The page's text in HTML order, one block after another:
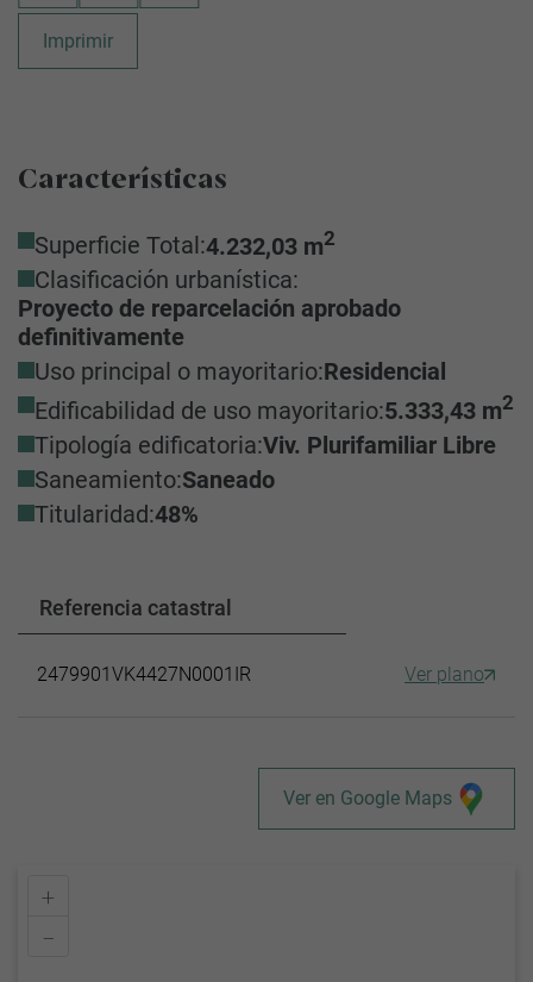
Imprimir
Características
Superficie Total:4.232,03 m2
Clasificación urbanística:
Proyecto de reparcelación aprobado
definitivamente
Uso principal o mayoritario:Residencial
Edificabilidad de uso mayoritario:5.333,43 m2
Tipología edificatoria:Viv. Plurifamiliar Libre
Saneamiento:Saneado
Titularidad:48%
Referencia catastral
2479901VK4427N0001IR Ver plano
Ver en Google Maps
+
–